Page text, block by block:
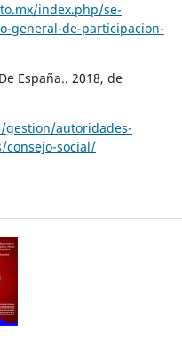
index.php/se-
general-de-participacion-
España.. 2018, de
autoridades-
consejo-social/